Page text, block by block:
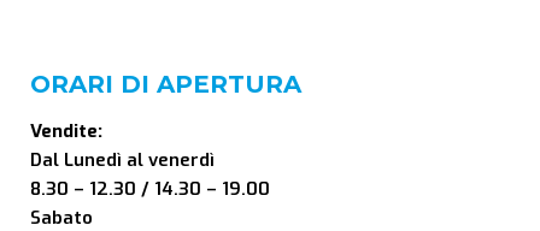
ORARI DI APERTURA
Vendite:
Dal Lunedì al venerdì
8.30 – 12.30 / 14.30 – 19.00
Sabato